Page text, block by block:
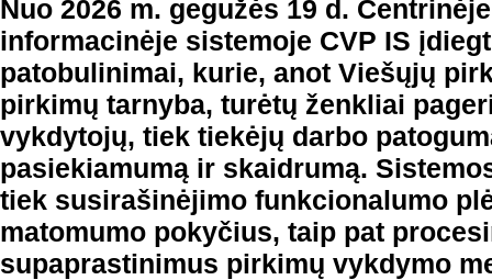
Nuo 2026 m. gegužės 19 d.
informacinėje sistemoje CVP IS
patobulinimai, kurie, anot Viešųjų
pirkimų tarnyba, turėtų ženkliai
vykdytojų, tiek tiekėjų darbo
pasiekiamumą ir skaidrumą.
tiek susirašinėjimo funkcionalumo
matomumo pokyčius, taip pat
supaprastinimus pirkimų vykdymo